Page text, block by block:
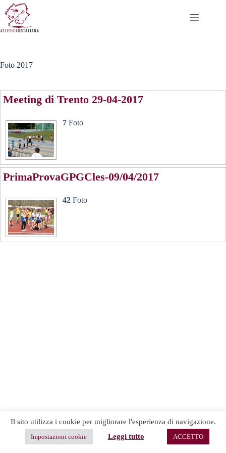
Salta
al
contenuto
Foto 2017
Meeting di Trento 29-04-2017
7 Foto
PrimaProvaGPGCles-09/04/2017
42 Foto
Copyright © 2026 -
Terms & Services |Privacy
Il sito utilizza i cookie per migliorare l'esperienza di navigazione.
Impostazioni cookie Leggi tutto ACCETTO